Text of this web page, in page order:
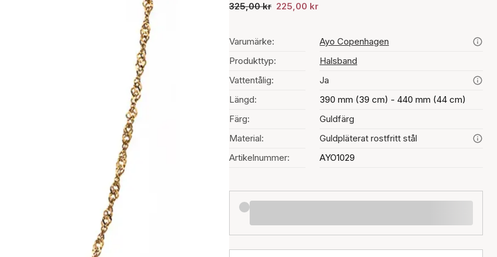
325,00 kr 225,00 kr
Varumärke:
Ayo Copenhagen
Produkttyp:
Halsband
Vattentålig:
Ja
Längd:
390 mm (39 cm) - 440 mm (44 cm)
Färg:
Guldfärg
Material:
Guldpläterat rostfritt stål
Artikelnummer:
AYO1029